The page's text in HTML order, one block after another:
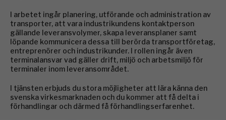
I arbetet ingår planering, utförande och administration av
transporter, att vara industrikundens kontaktperson
gällande leveransvolymer, skapa leveransplaner samt
löpande kommunicera dessa till berörda transportföretag,
entreprenörer och industrikunder. I rollen ingår även
terminalansvar vad gäller drift, miljö och arbetsmiljö för
terminaler inom leveransområdet.
I tjänsten erbjuds du stora möjligheter att lära känna den
svenska virkesmarknaden och du kommer att få delta i
förhandlingar och därmed få förhandlingserfarenhet.